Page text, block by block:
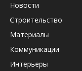
Новости
Строительство
Материалы
Коммуникации
Интерьеры